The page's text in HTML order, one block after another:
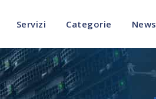
Servizi Categorie News